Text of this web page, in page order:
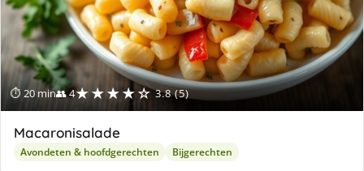
⏱ 20 min👥 4★★★★☆ 3.8 (5)
Macaronisalade
Avondeten & hoofdgerechten Bijgerechten